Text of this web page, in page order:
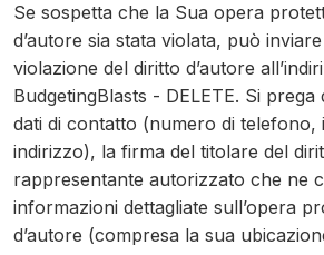
Se sospetta che la Sua opera
d’autore sia stata violata, può
violazione del diritto d’autore
BudgetingBlasts - DELETE. Si
dati di contatto (numero di telefono,
indirizzo), la firma del titolare del
rappresentante autorizzato che ne
informazioni dettagliate sull’opera
d’autore (compresa la sua